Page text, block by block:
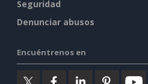
Seguridad
Denunciar abusos
Encuéntrenos en